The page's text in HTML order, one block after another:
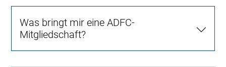
Was bringt mir eine ADFC-
Mitgliedschaft?